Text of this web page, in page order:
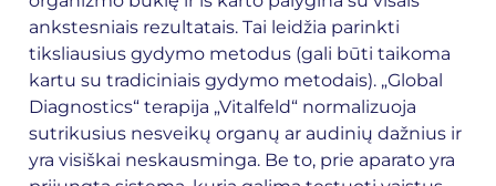
ankstesniais rezultatais. Tai leidžia parinkti
tiksliausius gydymo metodus (gali būti taikoma
kartu su tradiciniais gydymo metodais). „Global
Diagnostics“ terapija „Vitalfeld“ normalizuoja
sutrikusius nesveikų organų ar audinių dažnius ir
yra visiškai neskausminga. Be to, prie aparato yra